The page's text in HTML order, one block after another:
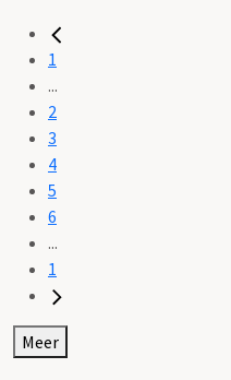
1
...
2
3
4
5
6
...
1
Meer